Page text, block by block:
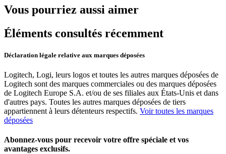
Vous pourriez aussi aimer
Éléments consultés récemment
Déclaration légale relative aux marques déposées
Logitech, Logi, leurs logos et toutes les autres marques déposées de
Logitech sont des marques commerciales ou des marques déposées
de Logitech Europe S.A. et/ou de ses filiales aux États-Unis et dans
d'autres pays. Toutes les autres marques déposées de tiers
appartiennent à leurs détenteurs respectifs. Voir toutes les marques
déposées
Abonnez-vous pour recevoir votre offre spéciale et vos
avantages exclusifs.